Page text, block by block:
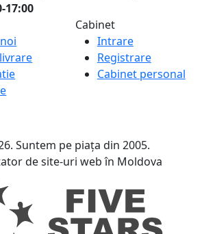
17:00
Cabinet
Intrare
Registrare
Cabinet personal
Suntem pe piața din 2005.
de site-uri web în Moldova